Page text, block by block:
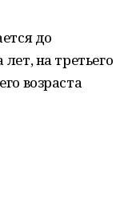
до
на третьего
возраста